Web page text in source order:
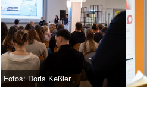
Fotos: Doris Keßler